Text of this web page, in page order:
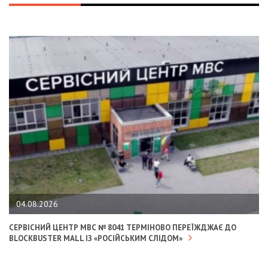
04.08.2026
СЕРВІСНИЙ ЦЕНТР МВС № 8041 ТЕРМІНОВО ПЕРЕЇЖДЖАЄ ДО
BLOCKBUSTER MALL ІЗ «РОСІЙСЬКИМ СЛІДОМ»